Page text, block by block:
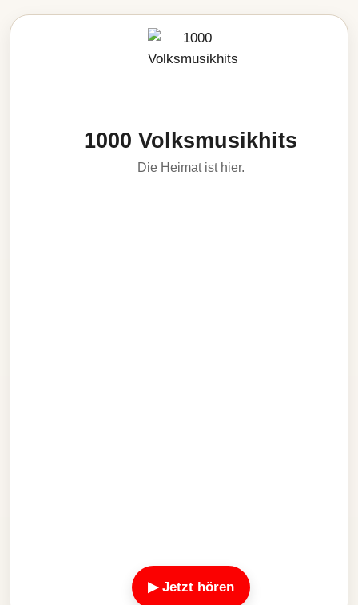
1000 Volksmusikhits
Die Heimat ist hier.
▶ Jetzt hören